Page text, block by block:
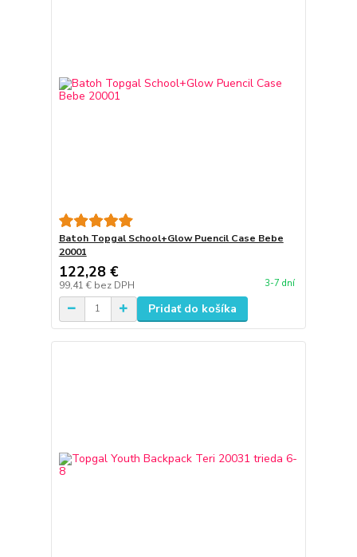
Batoh Topgal School+Glow Puencil Case Bebe
20001
122,28 €
99,41 € bez DPH 3-7 dní
Pridať do košíka